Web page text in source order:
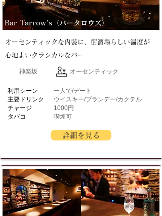
Bar Tarrow's（バータロウズ）
オーセンティックな内装に、街酒場らしい温度が
心地よいクラシカルなバー
神楽坂 オーセンティック
​利用シーン
主要ドリンク
チャージ
タバコ
一人で/デート
ウイスキー/ブランデー/カクテル
1000円
喫煙可
詳細を見る